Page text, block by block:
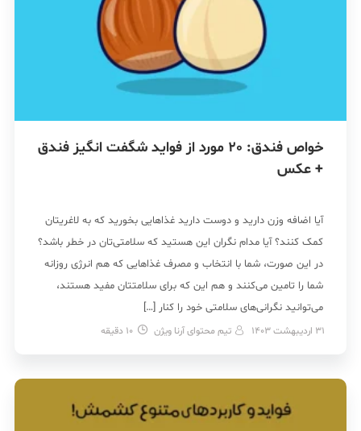
خواص فندق: 20 مورد از فواید شگفت انگیز فندق
+ عکس
آیا اضافه وزن دارید و دوست دارید غذاهایی بخورید که به لاغریتان
کمک کنند؟ آیا مدام نگران این هستید که سلامتی‌تان در خطر باشد؟
در این صورت، شما با انتخاب و مصرف غذاهایی که هم انرژی روزانه
شما را تامین می‌کنند و هم این که برای سلامتتان مفید هستند،
می‌توانید نگرانی‌های سلامتی خود را کنار […]
31 اردیبهشت 1403 تیم محتوای آرنا ویژن 10 دقیقه